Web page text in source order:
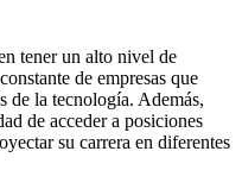
tener un alto nivel de
de empresas que
de la tecnología. Además,
de acceder a posiciones
su carrera en diferentes